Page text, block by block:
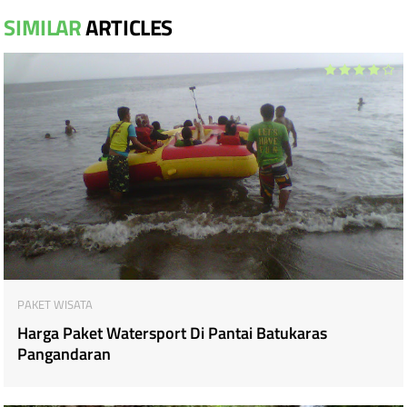
a
t
h
i
s
t
SIMILARARTICLES
PAKET WISATA
Harga Paket Watersport Di Pantai Batukaras
Pangandaran